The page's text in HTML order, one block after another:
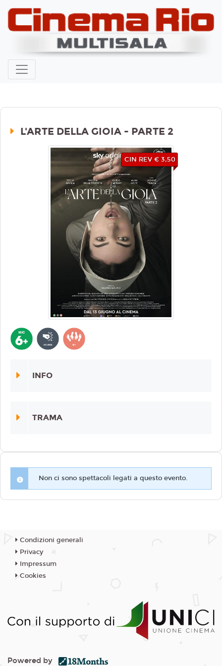
L'ARTE DELLA GIOIA - PARTE 2
CIN REV € 3,50
INFO
TRAMA
Non ci sono spettacoli legati a questo evento.
Condizioni generali
Privacy
Impressum
Cookies
Powered by